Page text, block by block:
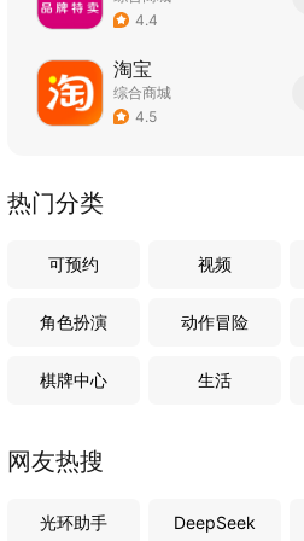
4.4
淘宝
综合商城
4.5
热门分类
可预约 视频
角色扮演 动作冒险
棋牌中心 生活
网友热搜
光环助手 DeepSeek